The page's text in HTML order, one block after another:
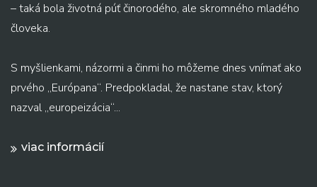
– taká bola životná púť činorodého, ale skromného mladého
človeka.
S myšlienkami, názormi a činmi ho môžeme dnes vnímať ako
prvého „Európana“. Predpokladal, že nastane stav, ktorý
nazval „europeizácia“...
viac informácií